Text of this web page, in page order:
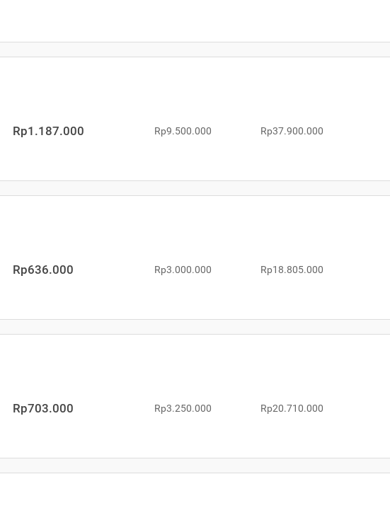
Rp1.187.000 Rp9.500.000 Rp37.900.000
Rp636.000 Rp3.000.000 Rp18.805.000
Rp703.000 Rp3.250.000 Rp20.710.000